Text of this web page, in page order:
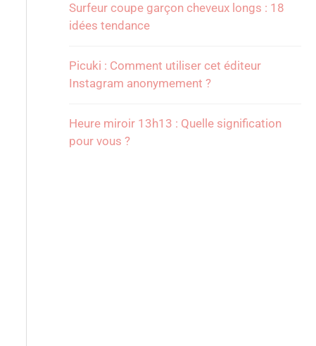
Surfeur coupe garçon cheveux longs : 18
idées tendance
Picuki : Comment utiliser cet éditeur
Instagram anonymement ?
Heure miroir 13h13 : Quelle signification
pour vous ?